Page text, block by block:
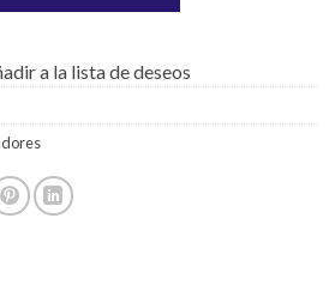
a la lista de deseos